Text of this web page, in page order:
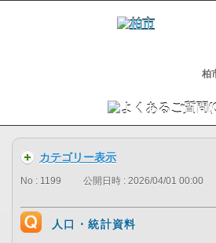
柏
カテゴリー表示
No : 1199 公開日時 : 2026/04/01 00:00
人口・統計資料